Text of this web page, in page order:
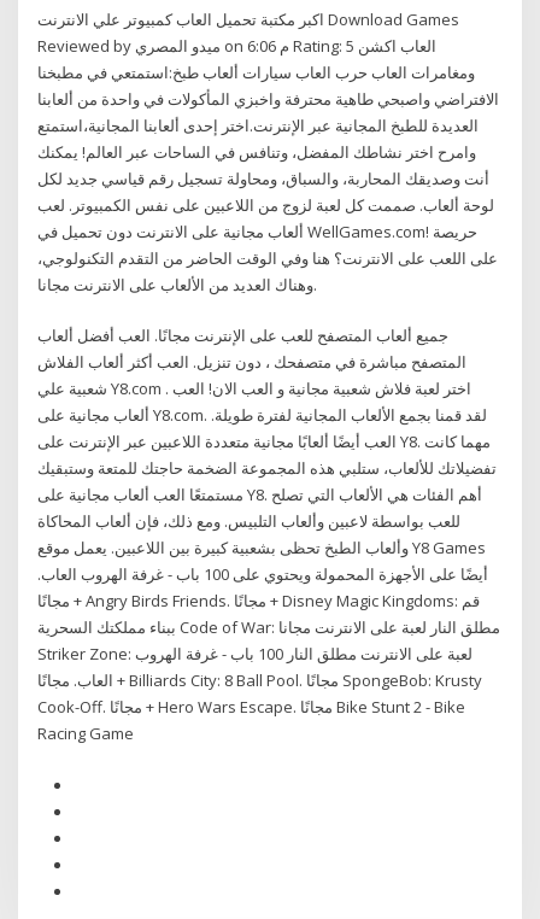
اكبر مكتبة تحميل العاب كمبيوتر علي الانترنت Download Games
Reviewed by ميدو المصري on 6:06 م Rating: 5 العاب اكشن
ومغامرات العاب حرب العاب سيارات ألعاب طبخ:استمتعي في مطبخنا
الافتراضي واصبحي طاهية محترفة واخبزي المأكولات في واحدة من ألعابنا
العديدة للطبخ المجانية عبر الإنترنت.اختر إحدى ألعابنا المجانية،استمتع
وامرح اختر نشاطك المفضل، وتنافس في الساحات عبر العالم! يمكنك
أنت وصديقك المحاربة، والسباق، ومحاولة تسجيل رقم قياسي جديد لكل
لوحة ألعاب. صممت كل لعبة لزوج من اللاعبين على نفس الكمبيوتر. لعب
ألعاب مجانية على الانترنت دون تحميل في WellGames.com! حريصة
على اللعب على الانترنت؟ هنا وفي الوقت الحاضر من التقدم التكنولوجي،
وهناك العديد من الألعاب على الانترنت مجانا.
جميع ألعاب المتصفح للعب على الإنترنت مجانًا. العب أفضل ألعاب
المتصفح مباشرة في متصفحك ، دون تنزيل. العب أكثر ألعاب الفلاش
شعبية علي Y8.com . اختر لعبة فلاش شعبية مجانية و العب الان! العب
ألعاب مجانية على Y8.com. لقد قمنا بجمع الألعاب المجانية لفترة طويلة.
العب أيضًا ألعابًا مجانية متعددة اللاعبين عبر الإنترنت على Y8. مهما كانت
تفضيلاتك للألعاب، ستلبي هذه المجموعة الضخمة حاجتك للمتعة وستبقيك
مستمتعًا العب ألعاب مجانية على Y8. أهم الفئات هي الألعاب التي تصلح
للعب بواسطة لاعبين وألعاب التلبيس. ومع ذلك، فإن ألعاب المحاكاة
وألعاب الطبخ تحظى بشعبية كبيرة بين اللاعبين. يعمل موقع Y8 Games
أيضًا على الأجهزة المحمولة ويحتوي على 100 باب - غرفة الهروب العاب.
مجانًا + Angry Birds Friends. مجانًا + Disney Magic Kingdoms: قم
ببناء مملكتك السحرية Code of War: مطلق النار لعبة على الانترنت مجانا
Striker Zone: لعبة على الانترنت مطلق النار 100 باب - غرفة الهروب
العاب. مجانًا + Billiards City: 8 Ball Pool. مجانًا SpongeBob: Krusty
Cook-Off. مجانًا + Hero Wars Escape. مجانًا Bike Stunt 2 - Bike
Racing Game